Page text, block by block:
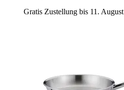
Gratis Zustellung bis 11. August